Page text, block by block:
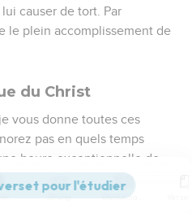
causer de tort. Par
le plein accomplissement de
du Christ
vous donne toutes ces
pas en quels temps
heure exceptionnelle de
matinale, secouez donc
; sortez des rêves ! Éveillez-
Commentaires Strong